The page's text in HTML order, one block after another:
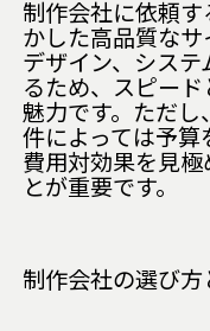
制作会社に依頼
かした高品質な
デザイン、シス
るため、スピー
魅力です。ただ
件によっては予算
費用対効果を見
とが重要です。
制作会社の選び